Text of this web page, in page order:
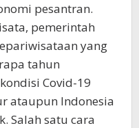
pesantran.
pemerintah
yang
tahun
Covid-19
ataupun Indonesia
Salah satu cara